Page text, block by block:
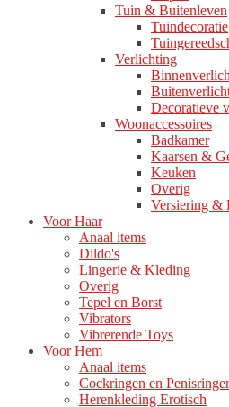
Tuin & Buitenleven
Tuindecoratie
Verlichting
Decoratieve
Woonaccessoires
Badkamer
Kaarsen &
Keuken
Overig
Versiering &
Voor Haar
Anaal items
Dildo's
Lingerie & Kleding
Overig
Tepel en Borst
Vibrators
Vibrerende Toys
Voor Hem
Anaal items
Cockringen en
Herenkleding Erotisch